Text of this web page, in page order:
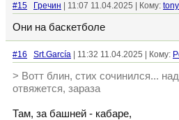
#15 Гречин | 11:07 11.04.2025 | Кому:
Они на баскетболе
#16 Srt.García | 11:32 11.04.2025 | Кому:
> Вотт блин, стих сочинился...
отвяжется, зараза
Там, за башней - кабаре,